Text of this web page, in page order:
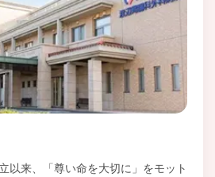
以来、「尊い命を大切に」をモット